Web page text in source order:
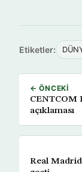
Etiketler:
← ÖNCEKI
CENTCOM
açıklaması
Real